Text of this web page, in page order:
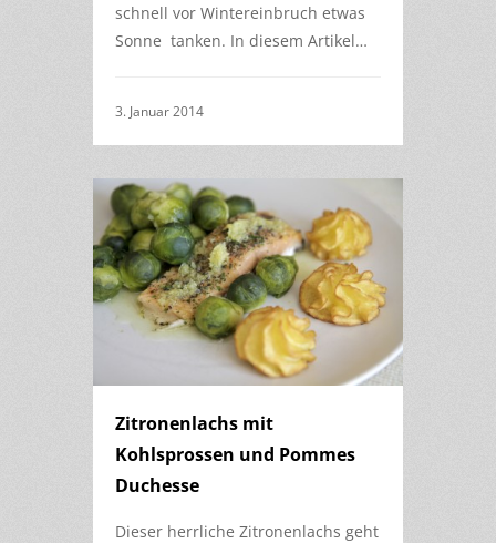
schnell vor Wintereinbruch etwas
Sonne tanken. In diesem Artikel…
3. Januar 2014
Zitronenlachs mit
Kohlsprossen und Pommes
Duchesse
Dieser herrliche Zitronenlachs geht